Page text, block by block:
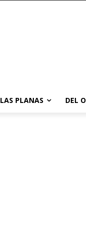
LAS PLANAS DEL